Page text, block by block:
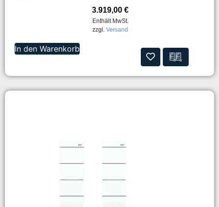
3.919,00 €
Enthält MwSt.
zzgl. Versand
In den Warenkorb